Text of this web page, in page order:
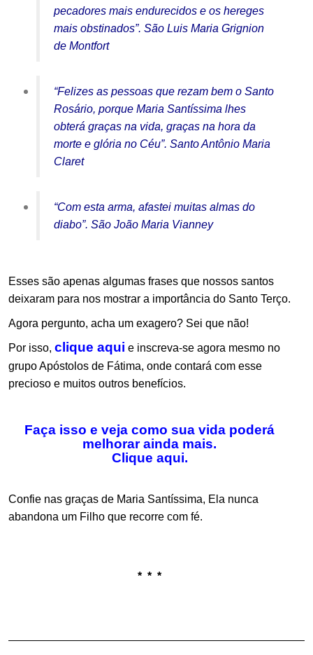
pecadores mais endurecidos e os hereges
mais obstinados”. São Luis Maria Grignion
de Montfort
“Felizes as pessoas que rezam bem o Santo
Rosário, porque Maria Santíssima lhes
obterá graças na vida, graças na hora da
morte e glória no Céu”. Santo Antônio Maria
Claret
“Com esta arma, afastei muitas almas do
diabo”. São João Maria Vianney
Esses são apenas algumas frases que nossos santos
deixaram para nos mostrar a importância do Santo Terço.
Agora pergunto, acha um exagero? Sei que não!
Por isso, clique aqui e inscreva-se agora mesmo no
grupo Apóstolos de Fátima, onde contará com esse
precioso e muitos outros benefícios.
Faça isso e veja como sua vida poderá
melhorar ainda mais.
Clique aqui.
Confie nas graças de Maria Santíssima, Ela nunca
abandona um Filho que recorre com fé.
* * *